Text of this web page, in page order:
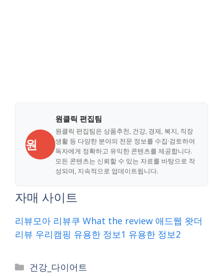
원
원클릭 편집팀
원클릭 편집팀은 상품추천, 건강, 경제, 복지, 직장
생활 등 다양한 분야의 전문 정보를 수집·검토하여
독자에게 정확하고 유익한 콘텐츠를 제공합니다.
모든 콘텐츠는 신뢰할 수 있는 자료를 바탕으로 작
성되며, 지속적으로 업데이트됩니다.
자매 사이트
리뷰모아 리뷰쿠 What the review 애드웹 왓더
리뷰 우리캠핑 유용한 정보1 유용한 정보2
Categories
건강_다이어트